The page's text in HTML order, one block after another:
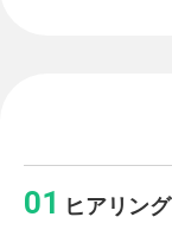
ヒアリング